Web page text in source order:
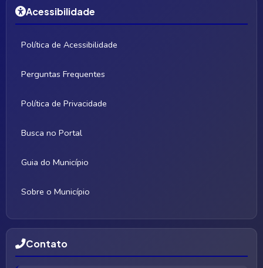
Acessibilidade
Política de Acessibilidade
Perguntas Frequentes
Política de Privacidade
Busca no Portal
Guia do Município
Sobre o Município
Contato